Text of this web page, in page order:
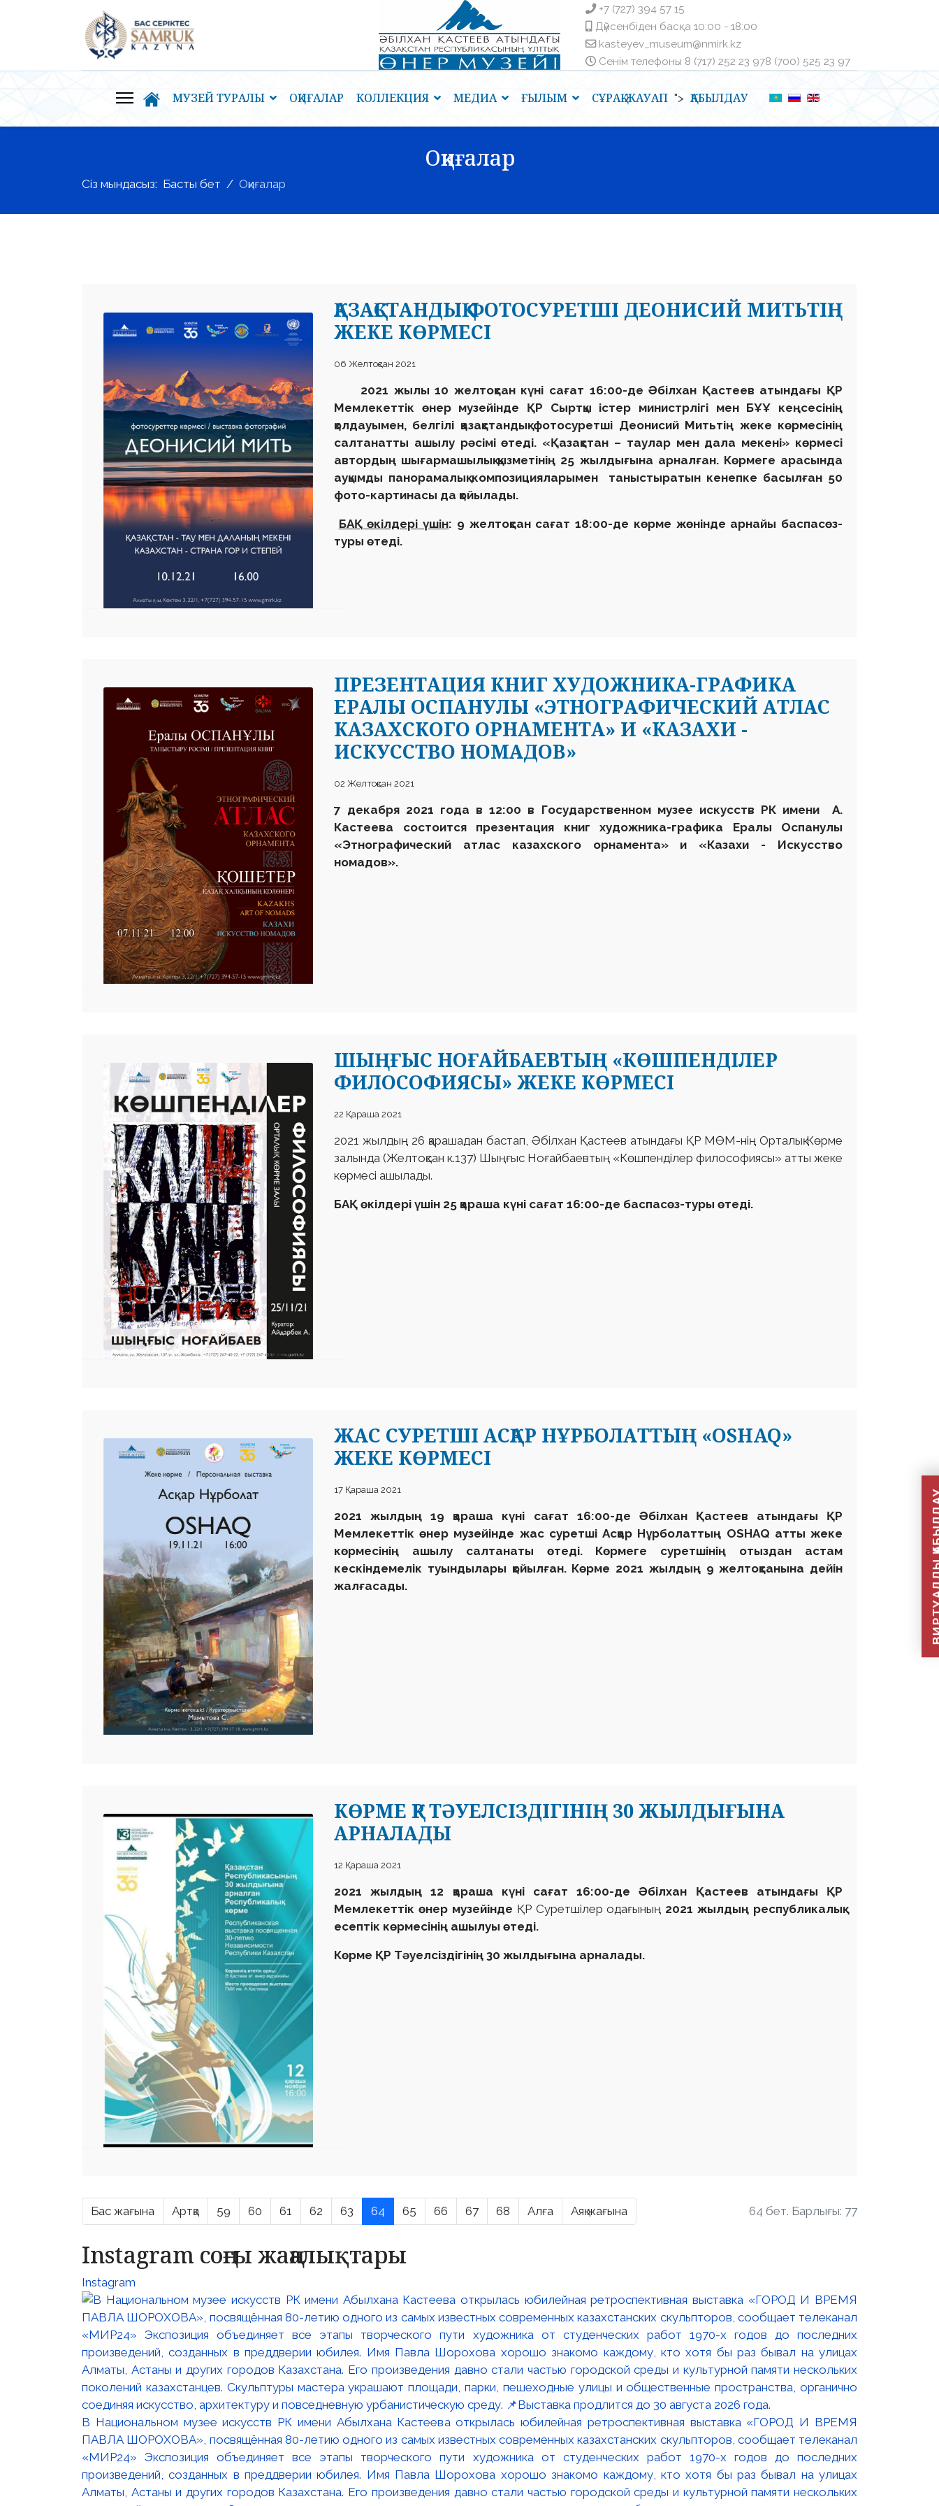
+7 (727) 394 57 15
Дүйсенбіден басқа ㅤ10:00 - 18:00
kasteyev_museum@nmirk.kz
Сенім телефоныㅤ 8 (717) 252 23 97ㅤ8 (700) 525 23 97
МУЗЕЙ ТУРАЛЫ ОҚИҒАЛАР КОЛЛЕКЦИЯ МЕДИА ҒЫЛЫМ СҰРАҚ-ЖАУАП "> ҚАБЫЛДАУ
Оқиғалар
Сіз мындасыз: Басты бет Оқиғалар
ҚАЗАҚСТАНДЫҚ ФОТОСУРЕТШІ ДЕОНИСИЙ МИТЬТІҢ
ЖЕКЕ КӨРМЕСІ
06 Желтоқсан 2021
2021 жылы 10 желтоқсан күні сағат 16:00-де Әбілхан Қастеев атындағы ҚР
Мемлекеттік өнер музейінде ҚР Сыртқы істер министрлігі мен БҰҰ кеңсесінің
қолдауымен, белгілі қазақстандық фотосуретші Деонисий Митьтің жеке көрмесінің
салтанатты ашылу рәсімі өтеді. «Қазақстан – таулар мен дала мекені» көрмесі
автордың шығармашылық қызметінің 25 жылдығына арналған. Көрмеге арасында
ауқымды панорамалық композицияларымен таныстыратын кенепке басылған 50
фото-картинасы да қойылады.
БАҚ өкілдері үшін: 9 желтоқсан сағат 18:00-де көрме жөнінде арнайы баспасөз-
туры өтеді.
ПРЕЗЕНТАЦИЯ КНИГ ХУДОЖНИКА-ГРАФИКА
ЕРАЛЫ ОСПАНУЛЫ «ЭТНОГРАФИЧЕСКИЙ АТЛАС
КАЗАХСКОГО ОРНАМЕНТА» И «КАЗАХИ -
ИСКУССТВО НОМАДОВ»
02 Желтоқсан 2021
7 декабря 2021 года в 12:00 в Государственном музее искусств РК имени А.
Кастеева состоится презентация книг художника-графика Ералы Оспанулы
«Этнографический атлас казахского орнамента» и «Казахи - Искусство
номадов».
ШЫҢҒЫС НОҒАЙБАЕВТЫҢ «КӨШПЕНДІЛЕР
ФИЛОСОФИЯСЫ» ЖЕКЕ КӨРМЕСІ
22 Қараша 2021
2021 жылдың 26 қарашадан бастап, Әбілхан Қастеев атындағы ҚР МӨМ-нің Орталық Көрме
залында (Желтоқсан к.137) Шыңғыс Ноғайбаевтың «Көшпенділер философиясы» атты жеке
көрмесі ашылады.
БАҚ өкілдері үшін 25 қараша күні сағат 16:00-де баспасөз-туры өтеді.
ЖАС СУРЕТШІ АСҚАР НҰРБОЛАТТЫҢ «OSHAQ»
ЖЕКЕ КӨРМЕСІ
17 Қараша 2021
2021 жылдың 19 қараша күні сағат 16:00-де Әбілхан Қастеев атындағы ҚР
Мемлекеттік өнер музейінде жас суретші Асқар Нұрболаттың OSHAQ атты жеке
көрмесінің ашылу салтанаты өтеді. Көрмеге суретшінің отыздан астам
кескіндемелік туындылары қойылған. Көрме 2021 жылдың 9 желтоқсанына дейін
жалғасады.
КӨРМЕ ҚР ТӘУЕЛСІЗДІГІНІҢ 30 ЖЫЛДЫҒЫНА
АРНАЛАДЫ
12 Қараша 2021
2021 жылдың 12 қараша күні сағат 16:00-де Әбілхан Қастеев атындағы ҚР
Мемлекеттік өнер музейінде ҚР Суретшілер одағының 2021 жылдың республикалық
есептік көрмесінің ашылуы өтеді.
Көрме ҚР Тәуелсіздігінің 30 жылдығына арналады.
Бас жағына Артқа 59 60 61 62 63 64 65 66 67 68 Алға Аяқ жағына 64 бет. Барлығы: 77
Instagram соңғы жаңалықтары
Instagram
В Национальном музее искусств РК имени Абылхана Кастеева открылась юбилейная ретроспективная выставка «ГОРОД И ВРЕМЯ
ПАВЛА ШОРОХОВА», посвящённая 80-летию одного из самых известных современных казахстанских скульпторов, сообщает телеканал
«МИР24» Экспозиция объединяет все этапы творческого пути художника от студенческих работ 1970-х годов до последних
произведений, созданных в преддверии юбилея. Имя Павла Шорохова хорошо знакомо каждому, кто хотя бы раз бывал на улицах
Алматы, Астаны и других городов Казахстана. Его произведения давно стали частью городской среды и культурной памяти нескольких